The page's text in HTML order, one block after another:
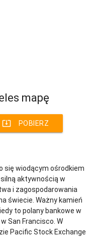
mapę
system_update_alt POBIERZ
się wiodącym ośrodkiem
aktywnością w
i zagospodarowania
świecie. Ważny kamień
to polany bankowe w
San Francisco. W
Pacific Stock Exchange